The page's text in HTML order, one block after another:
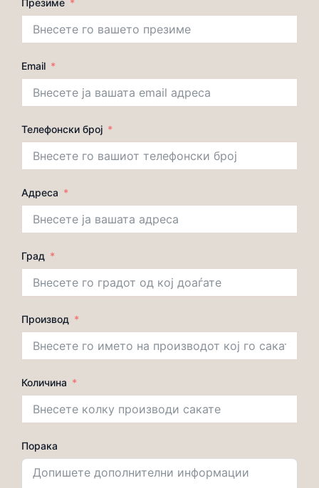
Презиме
Email
Телефонски број
Адреса
Град
Производ
Количина
Порака